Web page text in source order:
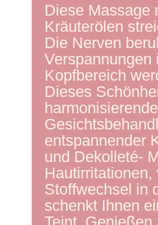
Diese Massage
Kräuterölen
Die Nerven
Verspannungen
Kopfbereich
Dieses
entspannender
und Dekolleté-
Hautirritationen,
Stoffwechsel in
schenkt Ihnen